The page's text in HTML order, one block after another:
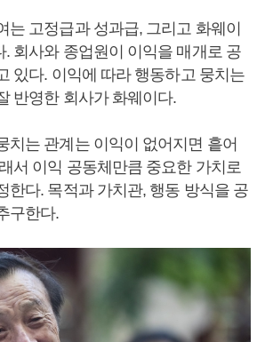
는 고정급과 성과급, 그리고 화웨이
. 회사와 종업원이 이익을 매개로 공
있다. 이익에 따라 행동하고 뭉치는
반영한 회사가 화웨이다.
치는 관계는 이익이 없어지면 흩어
서 이익 공동체만큼 중요한 가치로
한다. 목적과 가치관, 행동 방식을 공
구한다.